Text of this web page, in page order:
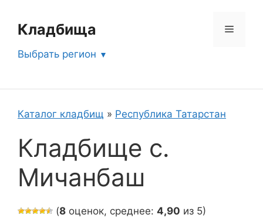
содержимому
Кладбища Меню
Выбрать регион
Каталог кладбищ » Республика Татарстан
Кладбище с.
Мичанбаш
(8 оценок, среднее: 4,90 из 5)